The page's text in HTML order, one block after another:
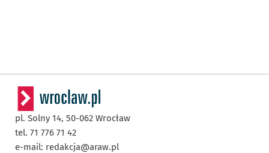
pl. Solny 14, 50-062 Wrocław
tel. 71 776 71 42
e-mail: redakcja@araw.pl